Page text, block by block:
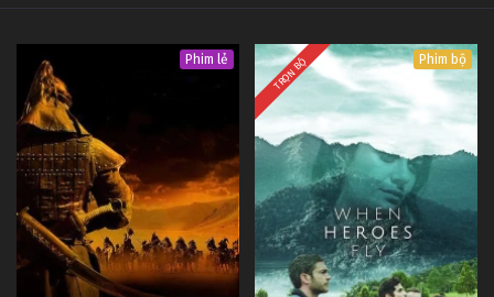
Phim lẻ TRỌN BỘ Phim bộ